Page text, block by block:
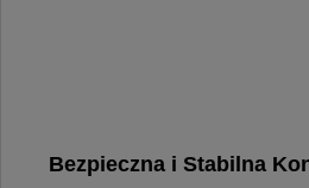
Bezpieczna i Stabilna